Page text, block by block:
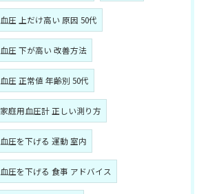
血圧 上だけ高い 原因 50代
血圧 下が高い 改善方法
血圧 正常値 年齢別 50代
家庭用血圧計 正しい測り方
血圧を下げる 運動 室内
血圧を下げる 食事 アドバイス